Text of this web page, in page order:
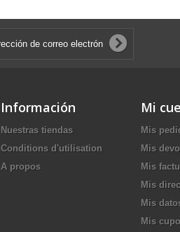
Información
Nuestras tiendas
Conditions d'utilisation
A propos
Mi
Mis
Mis
Mis
Mis
Mis
Mis